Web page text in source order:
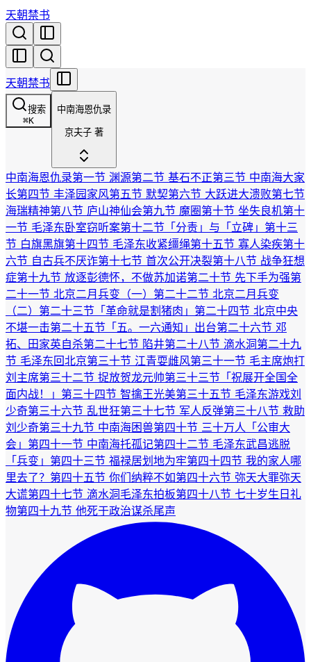
天朝禁书
天朝禁书
搜索
⌘K
中南海恩仇录
京夫子 著
中南海恩仇录第一节 渊源第二节 基石不正第三节 中南海大家
长第四节 丰泽园家风第五节 默契第六节 大跃进大溃败第七节
海瑞精神第八节 庐山神仙会第九节 魔圈第十节 坐失良机第十
一节 毛泽东卧室窃听案第十二节「分责」与「立碑」 第十三
节 白旗黑旗第十四节 毛泽东收紧缰绳第十五节 寡人染疾第十
六节 自古兵不厌诈第十七节 首次公开决裂第十八节 战争狂想
症第十九节 放逐彭德怀，不做苏加诺第二十节 先下手为强第
二十一节 北京二月兵变（一） 第二十二节 北京二月兵变
（二） 第二十三节「革命就是割猪肉」 第二十四节 北京中央
不堪一击第二十五节「五。一六通知」出台第二十六节 邓
拓、田家英自杀第二十七节 陷井第二十八节 滴水洞第二十九
节 毛泽东回北京第三十节 江青耍雌风第三十一节 毛主席炮打
刘主席第三十二节 捉放贺龙元帅第三十三节「祝展开全国全
面内战！」 第三十四节 智擒王光美第三十五节 毛泽东游戏刘
少奇第三十六节 乱世狂第三十七节 军人反弹第三十八节 救助
刘少奇第三十九节 中南海困兽第四十节 三十万人「公审大
会」 第四十一节 中南海托孤记第四十二节 毛泽东武昌逃脱
「兵变」 第四十三节 福禄居划地为牢第四十四节 我的家人哪
里去了？ 第四十五节 你们纳粹不如第四十六节 弥天大罪弥天
大谎第四十七节 滴水洞毛泽东拍板第四十八节 七十岁生日礼
物第四十九节 他死于政治谋杀尾声